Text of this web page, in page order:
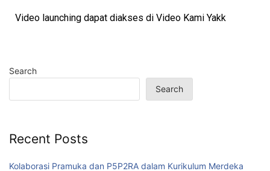
Video launching dapat diakses di Video Kami Yakk
Search
Search
Recent Posts
Kolaborasi Pramuka dan P5P2RA dalam Kurikulum Merdeka